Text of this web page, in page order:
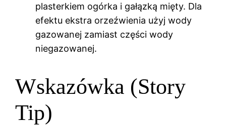
plasterkiem ogórka i gałązką mięty. Dla
efektu ekstra orzeźwienia użyj wody
gazowanej zamiast części wody
niegazowanej.
Wskazówka (Story
Tip)